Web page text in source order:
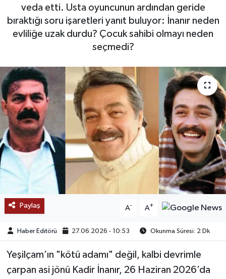
veda etti. Usta oyuncunun ardından geride
bıraktığı soru işaretleri yanıt buluyor: İnanır neden
evliliğe uzak durdu? Çocuk sahibi olmayı neden
seçmedi?
Paylaş A- A+
Haber Editörü 27.06.2026 - 10:53 Okunma Süresi: 2 Dk
Yeşilçam’ın "kötü adamı" değil, kalbi devrimle
çarpan asi jönü Kadir İnanır, 26 Haziran 2026’da
EKONOMİ
GÜNDEM
SAĞLIK
EĞİTİM
BÖLGE
KEŞFET
POPÜLER
DÜNYA
TREND
MEDYA
Tüm Manşetler
Son Dakika Haberleri